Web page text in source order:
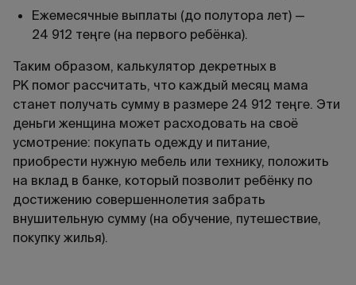
Ежемесячные выплаты (до полутора лет) —
24 912 теңге (на первого ребёнка).
Таким образом, калькулятор декретных в
РК помог рассчитать, что каждый месяц мама
станет получать сумму в размере 24 912 теңге. Эти
деньги женщина может расходовать на своё
усмотрение: покупать одежду и питание,
приобрести нужную мебель или технику, положить
на вклад в банке, который позволит ребёнку по
достижению совершеннолетия забрать
внушительную сумму (на обучение, путешествие,
покупку жилья).